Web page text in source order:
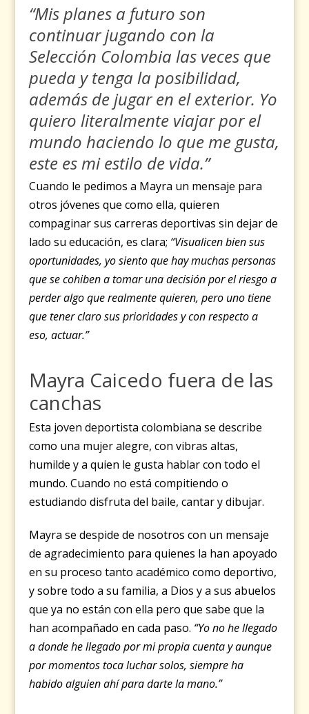
“Mis planes a futuro son
continuar jugando con la
Selección Colombia las veces que
pueda y tenga la posibilidad,
además de jugar en el exterior. Yo
quiero literalmente viajar por el
mundo haciendo lo que me gusta,
este es mi estilo de vida.”
Cuando le pedimos a Mayra un mensaje para
otros jóvenes que como ella, quieren
compaginar sus carreras deportivas sin dejar de
lado su educación, es clara; “Visualicen bien sus
oportunidades, yo siento que hay muchas personas
que se cohiben a tomar una decisión por el riesgo a
perder algo que realmente quieren, pero uno tiene
que tener claro sus prioridades y con respecto a
eso, actuar.”
Mayra Caicedo fuera de las
canchas
Esta joven deportista colombiana se describe
como una mujer alegre, con vibras altas,
humilde y a quien le gusta hablar con todo el
mundo. Cuando no está compitiendo o
estudiando disfruta del baile, cantar y dibujar.
Mayra se despide de nosotros con un mensaje
de agradecimiento para quienes la han apoyado
en su proceso tanto académico como deportivo,
y sobre todo a su familia, a Dios y a sus abuelos
que ya no están con ella pero que sabe que la
han acompañado en cada paso. “Yo no he llegado
a donde he llegado por mi propia cuenta y aunque
por momentos toca luchar solos, siempre ha
habido alguien ahí para darte la mano.”